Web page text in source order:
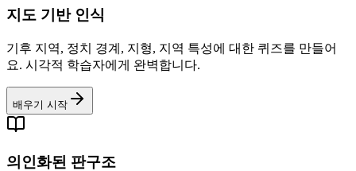
지도 기반 인식
기후 지역, 정치 경계, 지형, 지역 특성에 대한 퀴즈를 만들어
요. 시각적 학습자에게 완벽합니다.
배우기 시작
의인화된 판구조